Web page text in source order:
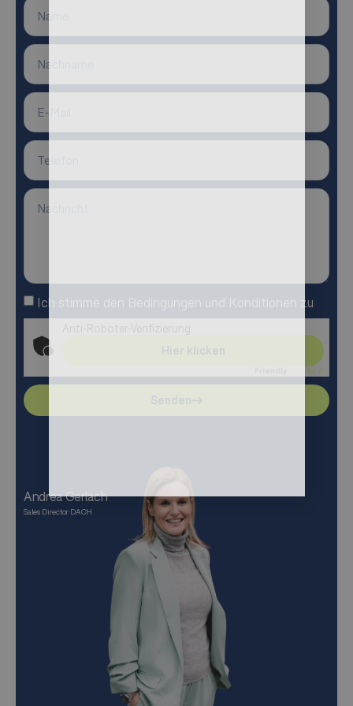
Andrea Gerlach
Sales Director DACH
Ich stimme den Bedingungen und Konditionen zu
Captcha ⇗